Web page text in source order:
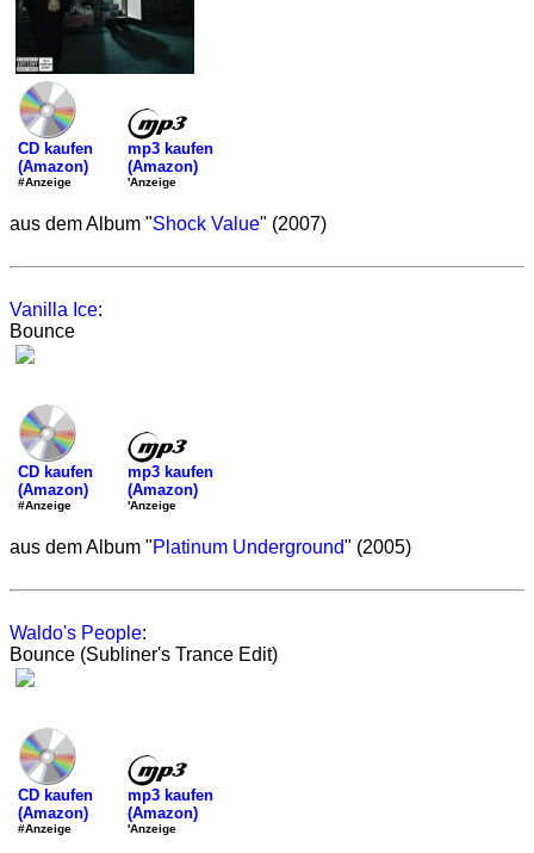
CD kaufen
(Amazon)
#Anzeige
mp3 kaufen
(Amazon)
'Anzeige
aus dem Album "Shock Value" (2007)
Vanilla Ice:
Bounce
CD kaufen
(Amazon)
#Anzeige
mp3 kaufen
(Amazon)
'Anzeige
aus dem Album "Platinum Underground" (2005)
Waldo's People:
Bounce (Subliner's Trance Edit)
CD kaufen
(Amazon)
#Anzeige
mp3 kaufen
(Amazon)
'Anzeige